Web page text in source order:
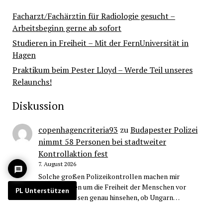
Facharzt/Fachärztin für Radiologie gesucht –
Arbeitsbeginn gerne ab sofort
Studieren in Freiheit – Mit der FernUniversität in
Hagen
Praktikum beim Pester Lloyd – Werde Teil unseres
Relaunchs!
Diskussion
copenhagencriteria93 zuBudapester Polizei
nimmt 58 Personen bei stadtweiter
Kontrollaktion fest
7. August 2026
Solche großen Polizeikontrollen machen mir
große Sorgen um die Freiheit der Menschen vor
Ort. Wir müssen genau hinsehen, ob Ungarn…
PL Unterstützen